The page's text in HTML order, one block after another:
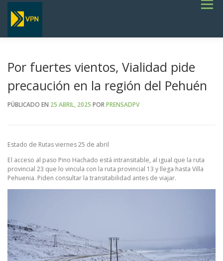
Saltar
contenido
Menú
SERVICIOS
GALERÍA
TERMINOS DE REFERENCIA GENERALES- OBRAS VIALES
Por fuertes vientos, Vialidad pide
precaución en la región del Pehuén
PÚBLICADO EN 25 ABRIL, 2025 PORPRENSADPV
Estado de Rutas viernes 25 de abril
El acceso al paso Pino Hachado está intransitable, al igual que la ruta
provincial 23 que lo vincula con la ruta provincial 13 y llega hasta Villa
Pehuenia. Piden consultar la transitabilidad antes de viajar.